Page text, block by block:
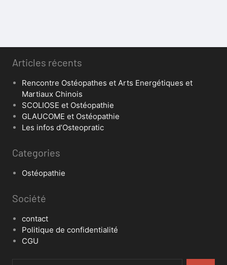
Articles récents
Rencontre Ostéopathes et Arts Energétiques et
Martiaux Chinois
SCOLIOSE et Ostéopathie
GLAUCOME et Ostéopathie
Les infos d’Osteopratic
Categories
Ostéopathie
Société
contact
Politique de confidentialité
CGU